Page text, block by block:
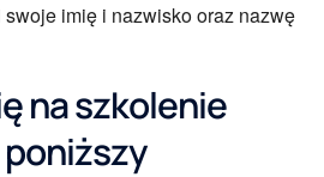
imię i nazwisko oraz nazwę
na szkolenie